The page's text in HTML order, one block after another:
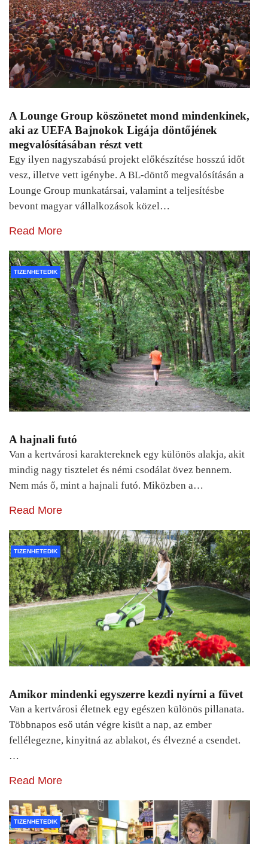
A Lounge Group köszönetet mond mindenkinek,
aki az UEFA Bajnokok Ligája döntőjének
megvalósításában részt vett
Egy ilyen nagyszabású projekt előkészítése hosszú időt
vesz, illetve vett igénybe. A BL-döntő megvalósításán a
Lounge Group munkatársai, valamint a teljesítésbe
bevont magyar vállalkozások közel…
Read More
TIZENHETEDIK
A hajnali futó
Van a kertvárosi karaktereknek egy különös alakja, akit
mindig nagy tisztelet és némi csodálat övez bennem.
Nem más ő, mint a hajnali futó. Miközben a…
Read More
TIZENHETEDIK
Amikor mindenki egyszerre kezdi nyírni a füvet
Van a kertvárosi életnek egy egészen különös pillanata.
Többnapos eső után végre kisüt a nap, az ember
fellélegezne, kinyitná az ablakot, és élvezné a csendet.
…
Read More
TIZENHETEDIK